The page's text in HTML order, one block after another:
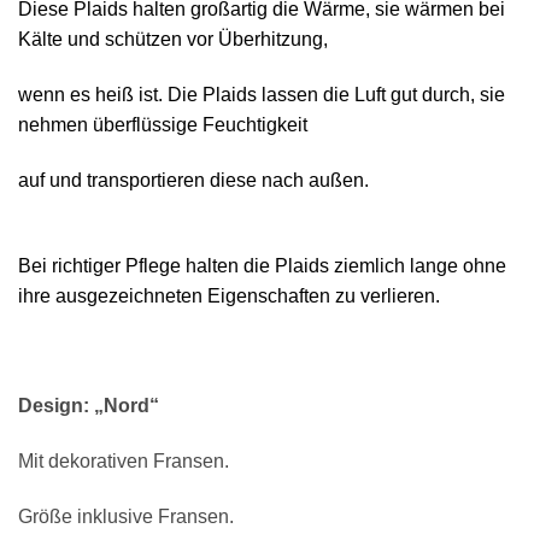
Diese Plaids halten großartig die Wärme, sie wärmen bei
Kälte und schützen vor Überhitzung,
wenn es heiß ist. Die Plaids lassen die Luft gut durch, sie
nehmen überflüssige Feuchtigkeit
auf und transportieren diese nach außen.
Bei richtiger Pflege halten die Plaids ziemlich lange ohne
ihre ausgezeichneten Eigenschaften zu verlieren.
Design: „Nord“
Mit dekorativen Fransen.
Größe inklusive Fransen.